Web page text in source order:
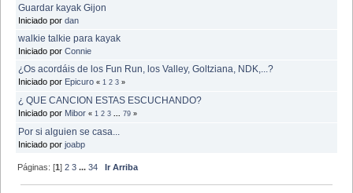
Guardar kayak Gijon
Iniciado por dan
walkie talkie para kayak
Iniciado por Connie
¿Os acordáis de los Fun Run, los Valley, Goltziana, NDK,...?
Iniciado por Epicuro « 1 2 3 »
¿ QUE CANCION ESTAS ESCUCHANDO?
Iniciado por Mibor « 1 2 3 ... 79 »
Por si alguien se casa...
Iniciado por joabp
Páginas: [1]2 3 ...34 Ir Arriba